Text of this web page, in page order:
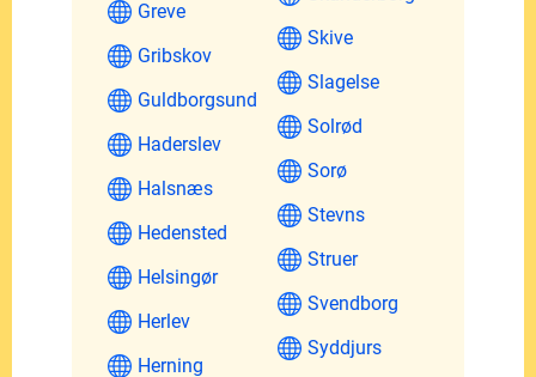
Greve
Gribskov
Guldborgsund
Haderslev
Halsnæs
Hedensted
Helsingør
Herlev
Herning
Skive
Slagelse
Solrød
Sorø
Stevns
Struer
Svendborg
Syddjurs